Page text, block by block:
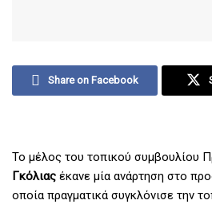
Share on Facebook
Το μέλος του τοπικού συμβουλίου
Γκόλιας έκανε μία ανάρτηση στο
οποία πραγματικά συγκλόνισε την